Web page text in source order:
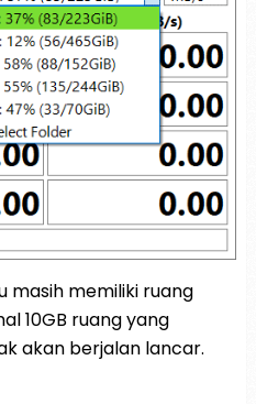
masih memiliki ruang
10GB ruang yang
akan berjalan lancar.